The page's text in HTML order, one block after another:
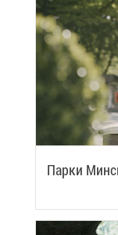
Пар­ки